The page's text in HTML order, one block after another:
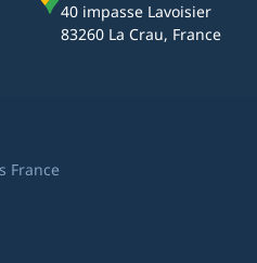
40 impasse Lavoisier
83260 La Crau, France
France